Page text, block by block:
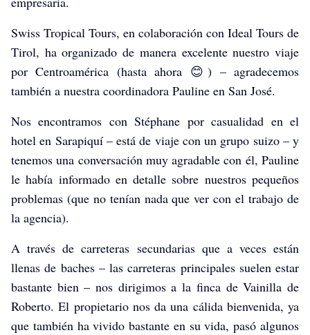
Swiss Tropical Tours, en colaboración con Ideal Tours de
Tirol, ha organizado de manera excelente nuestro viaje
por Centroamérica (hasta ahora 😊) – agradecemos
también a nuestra coordinadora Pauline en San José.
Nos encontramos con Stéphane por casualidad en el
hotel en Sarapiquí – está de viaje con un grupo suizo – y
tenemos una conversación muy agradable con él, Pauline
le había informado en detalle sobre nuestros pequeños
problemas (que no tenían nada que ver con el trabajo de
la agencia).
A través de carreteras secundarias que a veces están
llenas de baches – las carreteras principales suelen estar
bastante bien – nos dirigimos a la finca de Vainilla de
Roberto. El propietario nos da una cálida bienvenida, ya
que también ha vivido bastante en su vida, pasó algunos